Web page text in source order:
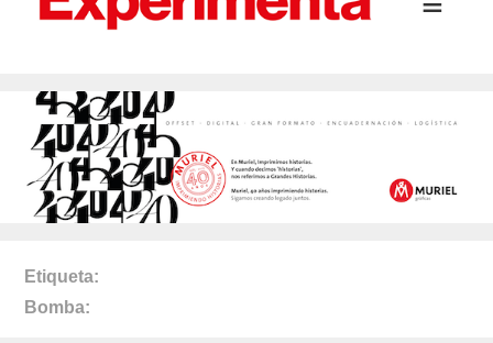
Etiqueta
Bomba